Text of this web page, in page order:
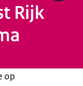
Rijk
op